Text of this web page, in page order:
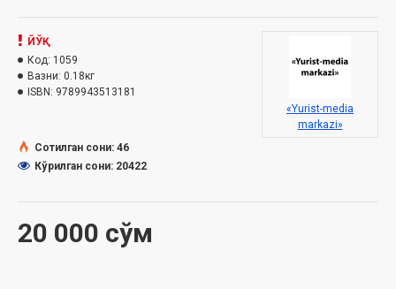
20 000 сўм
ЙЎҚ
Код: 1059
Вазни: 0.18кг
ISBN: 9789943513181
«Yurist-media
markazi»
Сотилган сони: 46
Кўрилган сони: 20422